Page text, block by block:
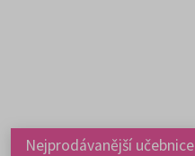
Nejprodávanější učebnice